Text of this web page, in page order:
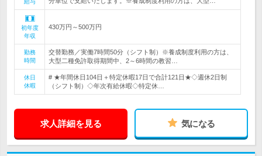
給与
初年度
年収
430万円～500万円
勤務
時間
交替勤務／実働7時間50分（シフト制）※養成制度利用の方は、
大型二種免許取得期間中、2～6時間の教習…
休日
休暇
# ★年間休日104日＋特定休暇17日で合計121日★◇週休2日制
（シフト制）◇年次有給休暇◇特定休…
求人詳細を見る 気になる